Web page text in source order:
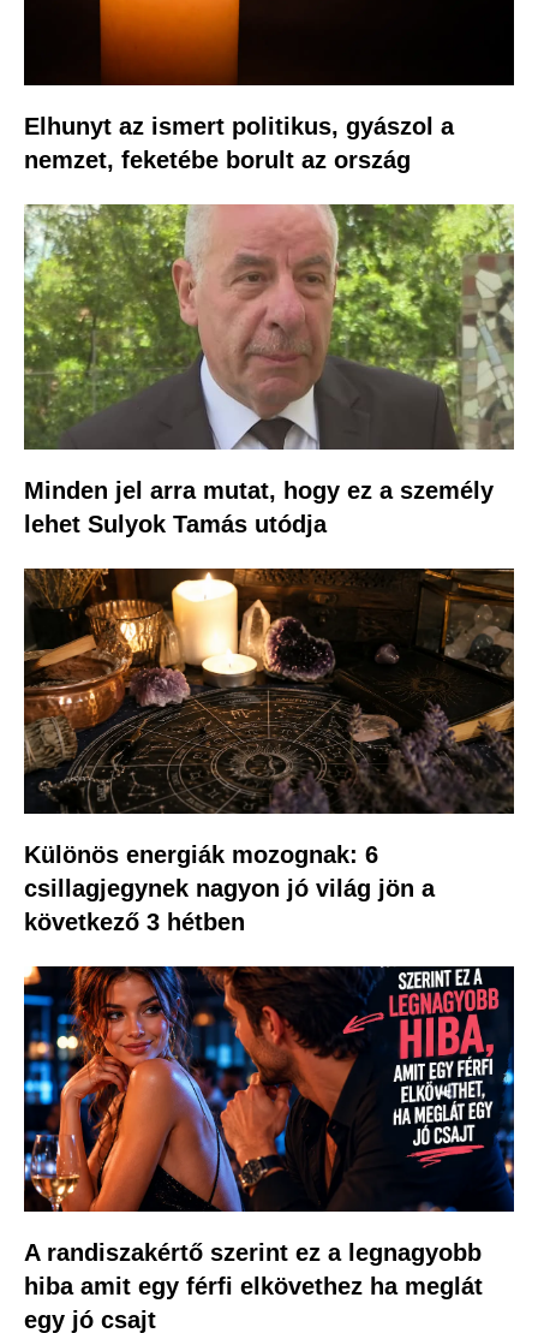
Elhunyt az ismert politikus, gyászol a
nemzet, feketébe borult az ország
Minden jel arra mutat, hogy ez a személy
lehet Sulyok Tamás utódja
Különös energiák mozognak: 6
csillagjegynek nagyon jó világ jön a
következő 3 hétben
A randiszakértő szerint ez a legnagyobb
hiba amit egy férfi elkövethez ha meglát
egy jó csajt